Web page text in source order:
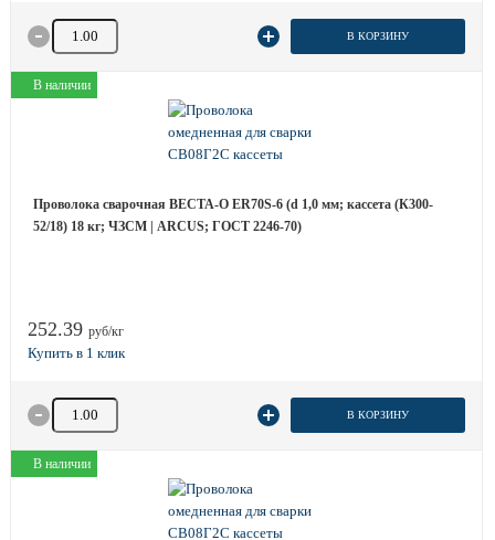
Количество товара В КОРЗИНУ
В наличии
Проволока сварочная ВЕСТА-О ER70S-6 (d 1,0 мм; кассета (К300-
52/18) 18 кг; ЧЗСМ | ARCUS; ГОСТ 2246-70)
252.39 руб/кг
Количество товара В КОРЗИНУ
В наличии